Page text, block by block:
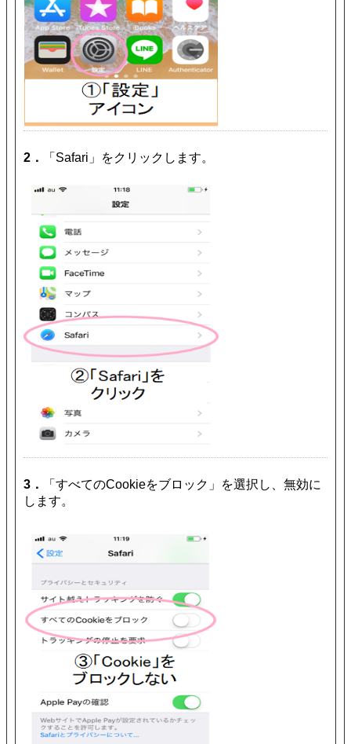
2． 「Safari」をクリックします。
3．
「すべてのCookieをブロック」を選択し、無効に
します。